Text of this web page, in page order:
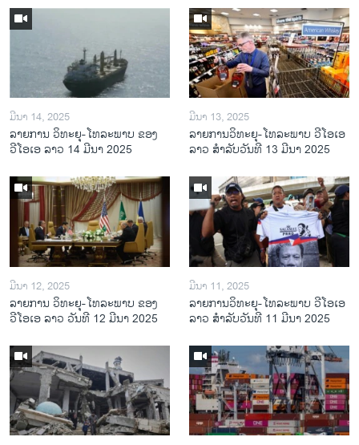
ມີນາ 14, 2025
ລາຍການ ວິທະຍຸ-ໂທລະພາບ ຂອງ
ວີໂອເອ ລາວ 14 ມີນາ 2025
ມີນາ 13, 2025
ລາຍການວິ​ທະ​ຍຸ-ໂທ​ລະ​ພາບ ວີໂອເອ
ລາວ ສຳ​ລັບ​ວັນ​ທີ 13 ມີ​ນາ 2025
ມີນາ 12, 2025
ລາຍການ ວິທະຍຸ-ໂທລະພາບ ຂອງ
ວີໂອເອ ລາວ ວັນທີ 12 ມີນາ 2025
ມີນາ 11, 2025
ລາຍການວິ​ທະ​ຍຸ-ໂທ​ລະ​ພາບ ວີໂອເອ
ລາວ ສຳ​ລັບ​ວັນ​ທີ 11 ມີ​ນາ 2025